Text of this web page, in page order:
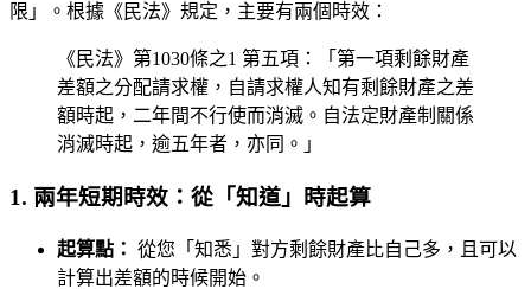
限」。根據《民法》規定，主要有兩個時效：
《民法》第1030條之1 第五項：「第一項剩餘財產
差額之分配請求權，自請求權人知有剩餘財產之差
額時起，二年間不行使而消滅。自法定財產制關係
消滅時起，逾五年者，亦同。」
1. 兩年短期時效：從「知道」時起算
起算點： 從您「知悉」對方剩餘財產比自己多，且可以
計算出差額的時候開始。